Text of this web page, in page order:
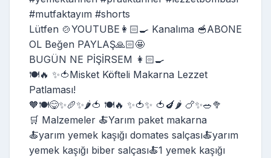
#mutfaktayım #shorts
Lütfen 🍲YOUTUBE👩🏻‍🍳 Kanalıma 🥣ABONE
OL Beğen PAYLAŞ🙏🏻🤩
BUGÜN NE PİŞİRSEM 👩🏻‍🍳
🍽️🔥 ✨🍅Misket Köfteli Makarna Lezzet
Patlaması!
🧡🍽️😋✨🥖✨🌶️🍅 🍽️🔥 ✨🍅✨ 🍅🍆🌶️ 🍗✨🥗🥦
🛒 Malzemeler 🍝Yarım paket makarna
🍝yarım yemek kaşığı domates salçası🍝yarım
yemek kaşığı biber salçası🍝1 yemek kaşığı